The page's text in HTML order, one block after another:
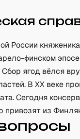
России
финском
ягод вёлся
В XX веке
Сегодня
привозят из